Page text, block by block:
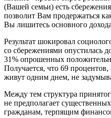
(Вашей семьи) есть
позволит Вам продержаться
Вы лишитесь основного
Результат шокировал
со сбережениями опустилась
31% опрошенных
Получается, что 69
живут одним днем, не
Между тем структура
не предполагает
гражданам, терпящим